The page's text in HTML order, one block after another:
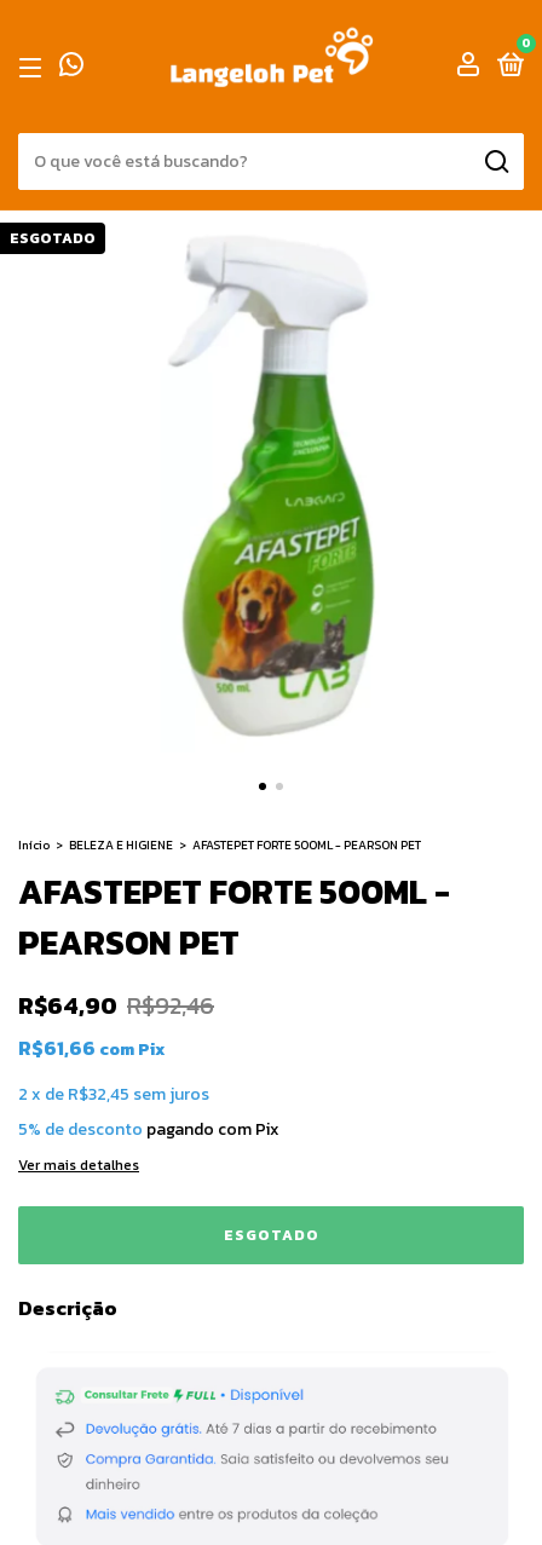
0
ESGOTADO
Início > BELEZA E HIGIENE > AFASTEPET FORTE 500ML - PEARSON PET
AFASTEPET FORTE 500ML -
PEARSON PET
R$64,90 R$92,46
R$61,66 comPix
2x deR$32,45 sem juros
5% de desconto pagando com Pix
Ver mais detalhes
Descrição